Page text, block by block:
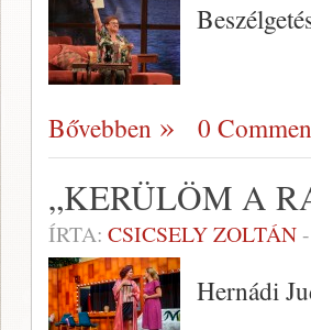
Bővebben 0
„KERÜLÖM A
ÍRTA: CSICSELY ZOLTÁN-
Hernádi